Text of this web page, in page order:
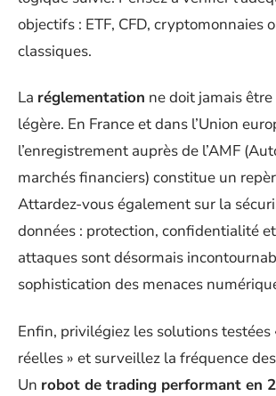
objectifs : ETF, CFD, cryptomonnaies
classiques.
La réglementation ne doit jamais être
légère. En France et dans l’Union
l’enregistrement auprès de l’AMF
marchés financiers) constitue un
Attardez-vous également sur la
données : protection, confidentialité
attaques sont désormais
sophistication des menaces
Enfin, privilégiez les solutions testées
réelles » et surveillez la fréquence
Un robot de trading performant en